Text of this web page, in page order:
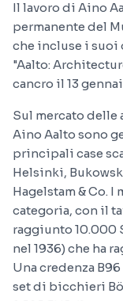
Il lavoro di Aino
permanente del
che incluse i suoi
"Aalto:
cancro il 13
Sul mercato
Aino Aalto sono
principali case
Helsinki,
Hagelstam & Co.
categoria, con il
raggiunto 10.000
nel 1936) che ha
Una credenza B96
set di bicchieri